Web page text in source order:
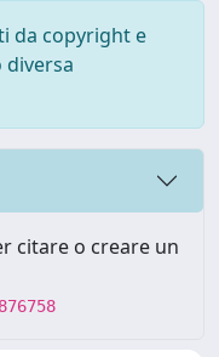
da copyright e
citare o creare un